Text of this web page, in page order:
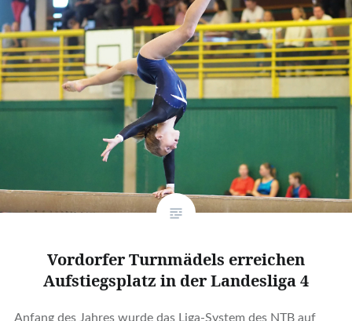
Vordorfer Turnmädels erreichen
Aufstiegsplatz in der Landesliga 4
Anfang des Jahres wurde das Liga-System des NTB auf